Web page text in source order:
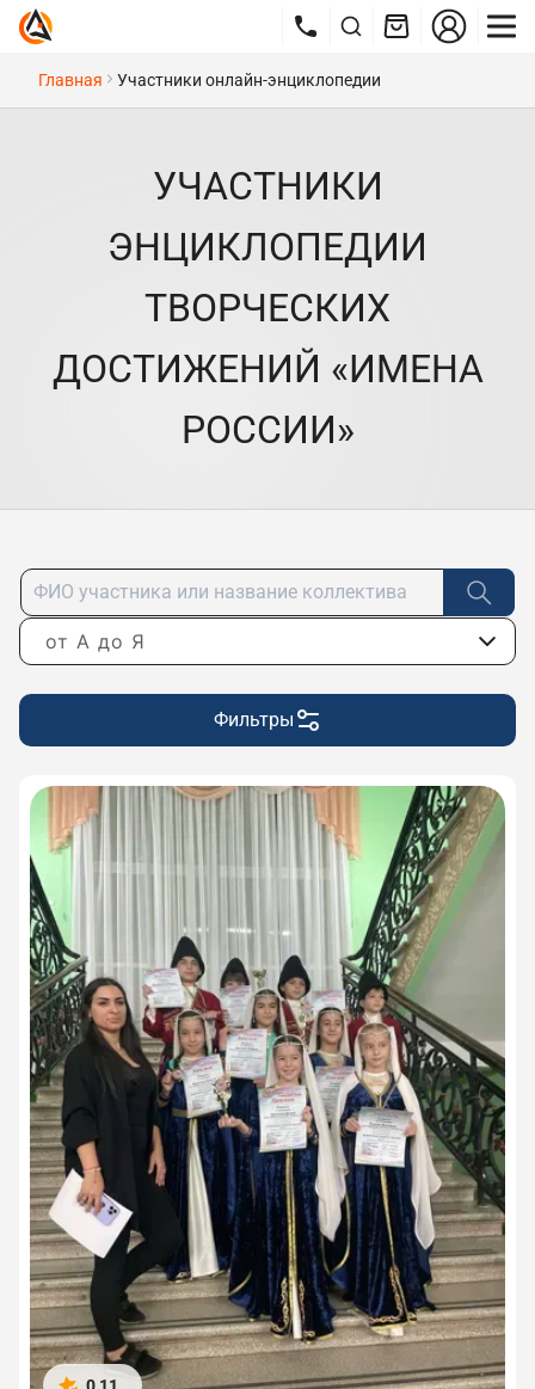
Главная Участники онлайн-энциклопедии
УЧАСТНИКИ
ЭНЦИКЛОПЕДИИ
ТВОРЧЕСКИХ
ДОСТИЖЕНИЙ «ИМЕНА
РОССИИ»
от А до Я
Фильтры
0,11